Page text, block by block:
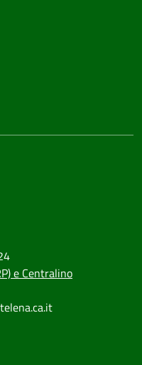
e Centralino